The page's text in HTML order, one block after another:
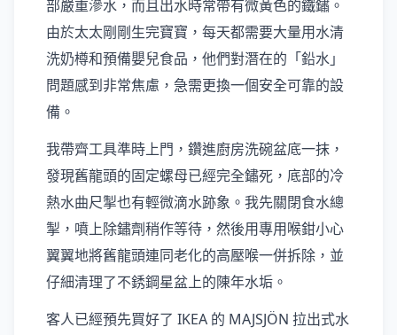
部嚴重滲水，而且出水時常帶有微黃色的鐵鏽。
由於太太剛剛生完寶寶，每天都需要大量用水清
洗奶樽和預備嬰兒食品，他們對潛在的「鉛水」
問題感到非常焦慮，急需更換一個安全可靠的設
備。
我帶齊工具準時上門，鑽進廚房洗碗盆底一抹，
發現舊龍頭的固定螺母已經完全鏽死，底部的冷
熱水曲尺掣也有輕微滴水跡象。我先關閉食水總
掣，噴上除鏽劑稍作等待，然後用專用喉鉗小心
翼翼地將舊龍頭連同老化的高壓喉一併拆除，並
仔細清理了不銹鋼星盆上的陳年水垢。
客人已經預先買好了 IKEA 的 MAJSJÖN 拉出式水